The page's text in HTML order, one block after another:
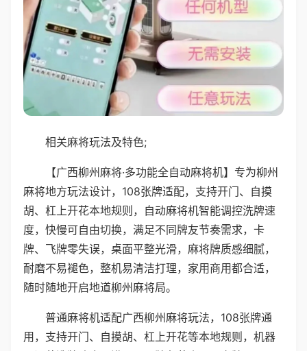
相关麻将玩法及特色;
【广西柳州麻将·多功能全自动麻将机】专为柳州
麻将地方玩法设计，108张牌适配，支持开门、自摸
胡、杠上开花本地规则，自动麻将机智能调控洗牌速
度，快慢可自由切换，满足不同牌友节奏需求，卡
牌、飞牌零失误，桌面平整光滑，麻将牌质感细腻，
耐磨不易褪色，整机易清洁打理，家用商用都合适，
随时随地开启地道柳州麻将局。
普通麻将机适配广西柳州麻将玩法，108张牌通
用，支持开门、自摸胡、杠上开花等本地规则，机器